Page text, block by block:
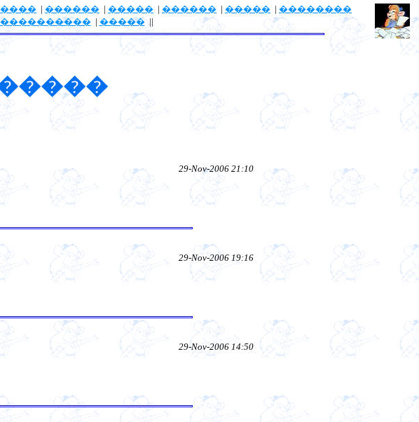
| ������ | ����� | ������ | ����� | ��������
| �����||
29-Nov-2006 21:10
29-Nov-2006 19:16
29-Nov-2006 14:50